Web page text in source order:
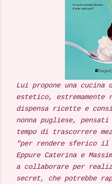
Lui propone una
estetico,
dispensa ricette e
nonna pugliese, pensati
tempo di trascorrere
"per rendere sferico il
Eppure Caterina e
a collaborare per
secret, che potrebbe